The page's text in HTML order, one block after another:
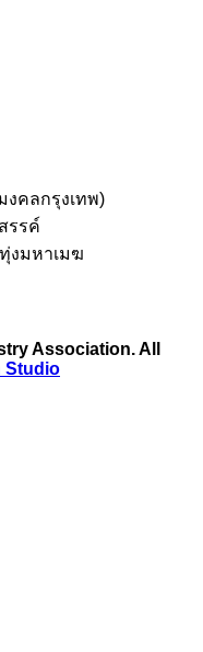
งคลกรุงเทพ)
รรค์
งมหาเมฆ
Association. All
Studio